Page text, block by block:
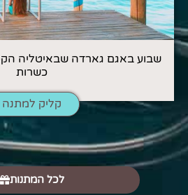
שבוע באגם גארדה שבאיטליה
כשרות
קליק למתנה
לכל המתנות